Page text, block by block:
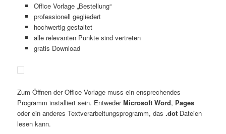
Office Vorlage „Bestellung“
professionell gegliedert
hochwertig gestaltet
alle relevanten Punkte sind vertreten
gratis Download
Zum Öffnen der Office Vorlage muss ein ensprechendes
Programm installiert sein. EntwederMicrosoft Word, Pages
oder ein anderes Textverarbeitungsprogramm, das.dot Dateien
lesen kann.